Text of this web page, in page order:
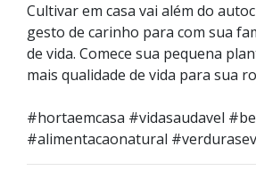
Cultivar em casa vai além do
gesto de carinho para com sua
de vida. Comece sua pequena
mais qualidade de vida para sua
#hortaemcasa #vidasaudavel
#alimentacaonatural